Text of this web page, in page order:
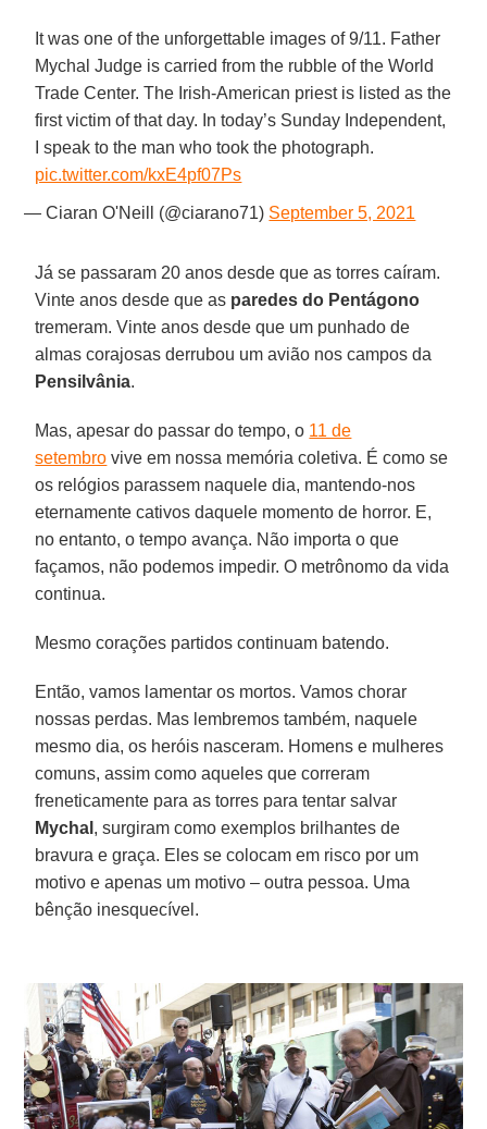
It was one of the unforgettable images of 9/11. Father
Mychal Judge is carried from the rubble of the World
Trade Center. The Irish-American priest is listed as the
first victim of that day. In today’s Sunday Independent,
I speak to the man who took the photograph.
pic.twitter.com/kxE4pf07Ps
— Ciaran O'Neill (@ciarano71) September 5, 2021
Já se passaram 20 anos desde que as torres caíram.
Vinte anos desde que as paredes do Pentágono
tremeram. Vinte anos desde que um punhado de
almas corajosas derrubou um avião nos campos da
Pensilvânia.
Mas, apesar do passar do tempo, o 11 de
setembro vive em nossa memória coletiva. É como se
os relógios parassem naquele dia, mantendo-nos
eternamente cativos daquele momento de horror. E,
no entanto, o tempo avança. Não importa o que
façamos, não podemos impedir. O metrônomo da vida
continua.
Mesmo corações partidos continuam batendo.
Então, vamos lamentar os mortos. Vamos chorar
nossas perdas. Mas lembremos também, naquele
mesmo dia, os heróis nasceram. Homens e mulheres
comuns, assim como aqueles que correram
freneticamente para as torres para tentar salvar
Mychal , surgiram como exemplos brilhantes de
bravura e graça. Eles se colocam em risco por um
motivo e apenas um motivo – outra pessoa. Uma
bênção inesquecível.